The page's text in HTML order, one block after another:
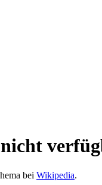
bei Wikipedia.